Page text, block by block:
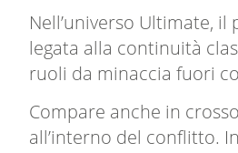
Nell’universo Ultimate,
legata alla continuità
ruoli da minaccia fuori
Compare anche in
all’interno del conflitto.